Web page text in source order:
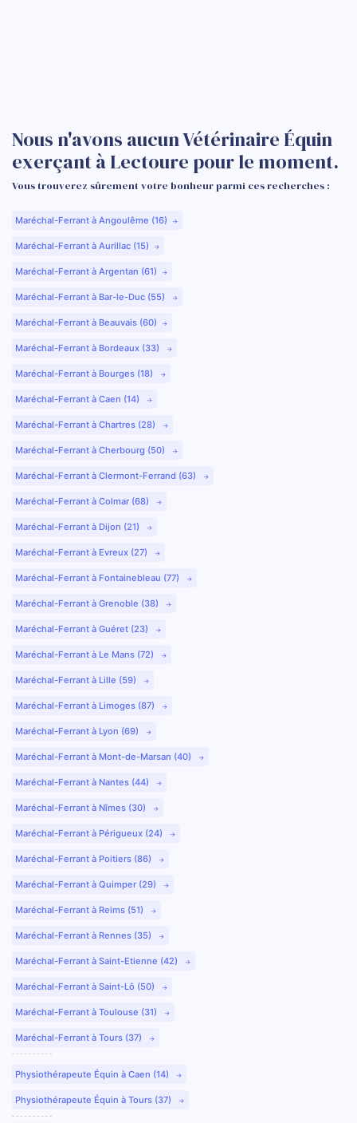
Nous n'avons aucun Vétérinaire Équin
exerçant à Lectoure pour le moment.
Vous trouverez sûrement votre bonheur parmi ces recherches :
Maréchal-Ferrant à Angoulême (16)
Maréchal-Ferrant à Aurillac (15)
Maréchal-Ferrant à Argentan (61)
Maréchal-Ferrant à Bar-le-Duc (55)
Maréchal-Ferrant à Beauvais (60)
Maréchal-Ferrant à Bordeaux (33)
Maréchal-Ferrant à Bourges (18)
Maréchal-Ferrant à Caen (14)
Maréchal-Ferrant à Chartres (28)
Maréchal-Ferrant à Cherbourg (50)
Maréchal-Ferrant à Clermont-Ferrand (63)
Maréchal-Ferrant à Colmar (68)
Maréchal-Ferrant à Dijon (21)
Maréchal-Ferrant à Evreux (27)
Maréchal-Ferrant à Fontainebleau (77)
Maréchal-Ferrant à Grenoble (38)
Maréchal-Ferrant à Guéret (23)
Maréchal-Ferrant à Le Mans (72)
Maréchal-Ferrant à Lille (59)
Maréchal-Ferrant à Limoges (87)
Maréchal-Ferrant à Lyon (69)
Maréchal-Ferrant à Mont-de-Marsan (40)
Maréchal-Ferrant à Nantes (44)
Maréchal-Ferrant à Nîmes (30)
Maréchal-Ferrant à Périgueux (24)
Maréchal-Ferrant à Poitiers (86)
Maréchal-Ferrant à Quimper (29)
Maréchal-Ferrant à Reims (51)
Maréchal-Ferrant à Rennes (35)
Maréchal-Ferrant à Saint-Etienne (42)
Maréchal-Ferrant à Saint-Lô (50)
Maréchal-Ferrant à Toulouse (31)
Maréchal-Ferrant à Tours (37)
Physiothérapeute Équin à Caen (14)
Physiothérapeute Équin à Tours (37)